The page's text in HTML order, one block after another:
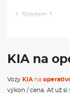
Skladem: 1
Ukotvení dětské
Umělou BIO
Ochranné lemy
KIA na
Vozy KIA na
výkon / cena. Ať už